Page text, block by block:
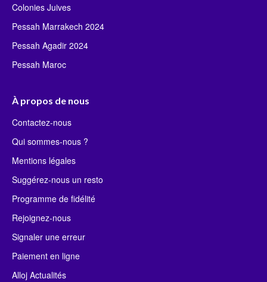
Colonies Juives
Pessah Marrakech 2024
Pessah Agadir 2024
Pessah Maroc
À propos de nous
Contactez-nous
Qui sommes-nous ?
Mentions légales
Suggérez-nous un resto
Programme de fidélité
Rejoignez-nous
Signaler une erreur
Paiement en ligne
Alloj Actualités